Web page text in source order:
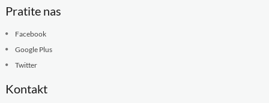
Pratite nas
Facebook
Google Plus
Twitter
Kontakt